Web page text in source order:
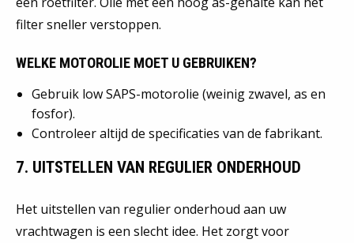
filter sneller verstoppen.
WELKE MOTOROLIE MOET U GEBRUIKEN?
Gebruik low SAPS-motorolie (weinig zwavel, as en
fosfor).
Controleer altijd de specificaties van de fabrikant.
7. UITSTELLEN VAN REGULIER ONDERHOUD
Het uitstellen van regulier onderhoud aan uw
vrachtwagen is een slecht idee. Het zorgt voor